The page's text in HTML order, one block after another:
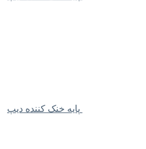
پایه خنک کننده دیپ